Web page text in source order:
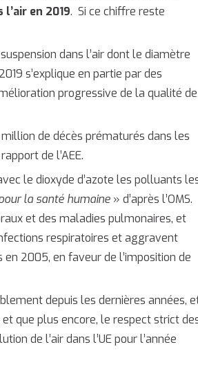
en 2019. Si ce chiffre reste
dans l’air dont le diamètre
s’explique en partie par des
progressive de la qualité de
de décès prématurés dans les
de l’AEE.
le dioxyde d’azote les polluants
la santé humaine » d’après l’OMS.
et des maladies pulmonaires, et
respiratoires et aggravent
en 2005, en faveur de l’imposition de
depuis les dernières années,
que plus encore, le respect strict
de l’air dans l’UE pour l’année